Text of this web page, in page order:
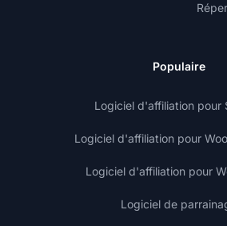
Populaire
Logiciel d'affiliation pour
Logiciel d'affiliation pour
Logiciel d'affiliation pour
Logiciel de